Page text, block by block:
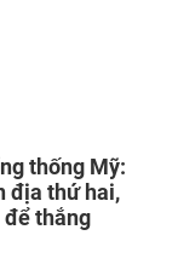
thống Mỹ:
địa thứ hai,
thắng